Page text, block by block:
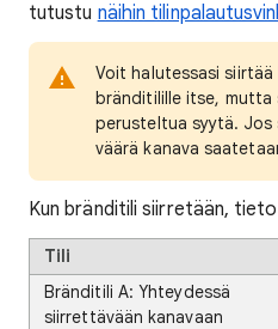
tutustu näihin
Voit halutessasi
bränditilille itse, mutta
perusteltua syytä.
väärä kanava
Kun bränditili siirretään,
Tili
Bränditili A: Yhteydessä
siirrettävään kanavaan